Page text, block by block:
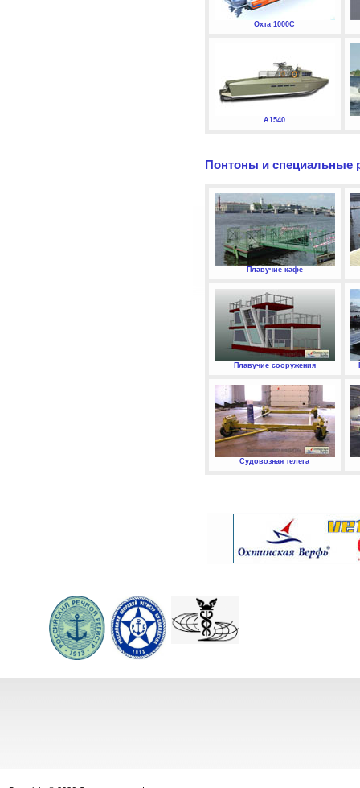
Охта 1000С
А1540
Понтоны и специальные
Плавучие кафе
Плавучие сооружения
Судовозная телега